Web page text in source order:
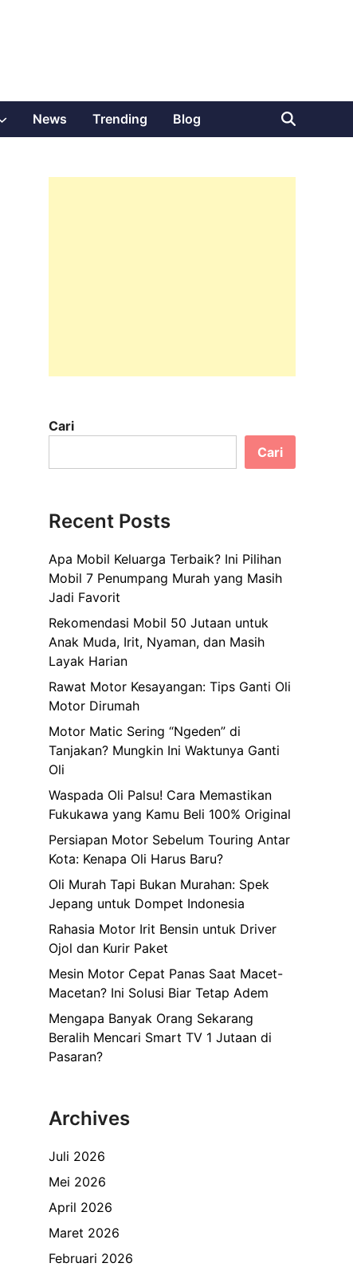
ShowNews Trending Blog
Cari
Cari
Recent Posts
Apa Mobil Keluarga Terbaik? Ini Pilihan
Mobil 7 Penumpang Murah yang Masih
Jadi Favorit
Rekomendasi Mobil 50 Jutaan untuk
Anak Muda, Irit, Nyaman, dan Masih
Layak Harian
Rawat Motor Kesayangan: Tips Ganti Oli
Motor Dirumah
Motor Matic Sering “Ngeden” di
Tanjakan? Mungkin Ini Waktunya Ganti
Oli
Waspada Oli Palsu! Cara Memastikan
Fukukawa yang Kamu Beli 100% Original
Persiapan Motor Sebelum Touring Antar
Kota: Kenapa Oli Harus Baru?
Oli Murah Tapi Bukan Murahan: Spek
Jepang untuk Dompet Indonesia
Rahasia Motor Irit Bensin untuk Driver
Ojol dan Kurir Paket
Mesin Motor Cepat Panas Saat Macet-
Macetan? Ini Solusi Biar Tetap Adem
Mengapa Banyak Orang Sekarang
Beralih Mencari Smart TV 1 Jutaan di
Pasaran?
Archives
Juli 2026
Mei 2026
April 2026
Maret 2026
Februari 2026